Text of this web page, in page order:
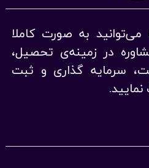
به صورت کاملا
در زمینه‌ی تحصیل،
سرمایه گذاری و ثبت